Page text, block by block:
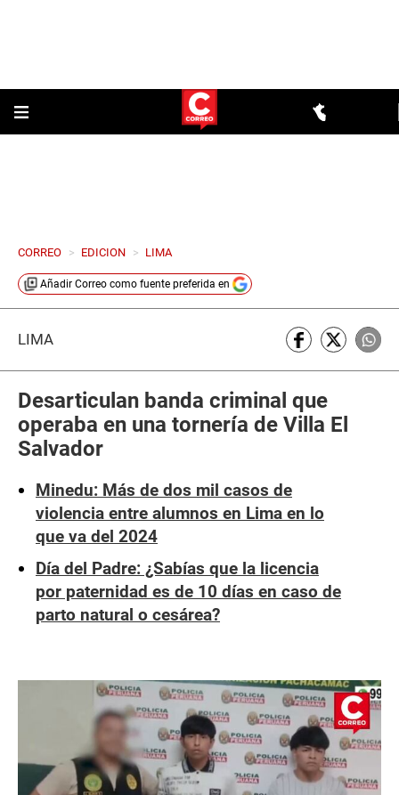
CORREO > EDICION > LIMA
Añadir Correo como fuente preferida en
LIMA
Desarticulan banda criminal que
operaba en una tornería de Villa El
Salvador
Minedu: Más de dos mil casos de
violencia entre alumnos en Lima en lo
que va del 2024
Día del Padre: ¿Sabías que la licencia
por paternidad es de 10 días en caso de
parto natural o cesárea?